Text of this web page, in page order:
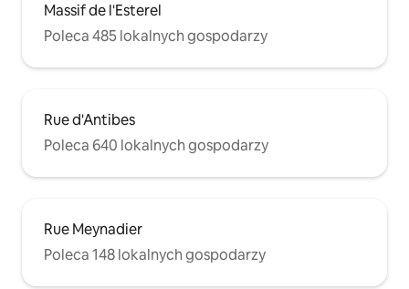
Massif de l'Esterel
Poleca 485 lokalnych gospodarzy
Rue d'Antibes
Poleca 640 lokalnych gospodarzy
Rue Meynadier
Poleca 148 lokalnych gospodarzy